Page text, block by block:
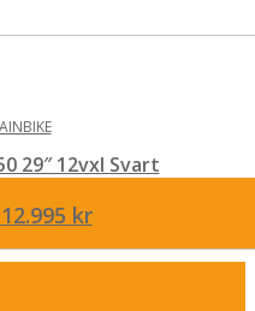
29″ 12vxl Svart
Det
ursprungliga
priset
12.995 krDet
nuvarande
priset